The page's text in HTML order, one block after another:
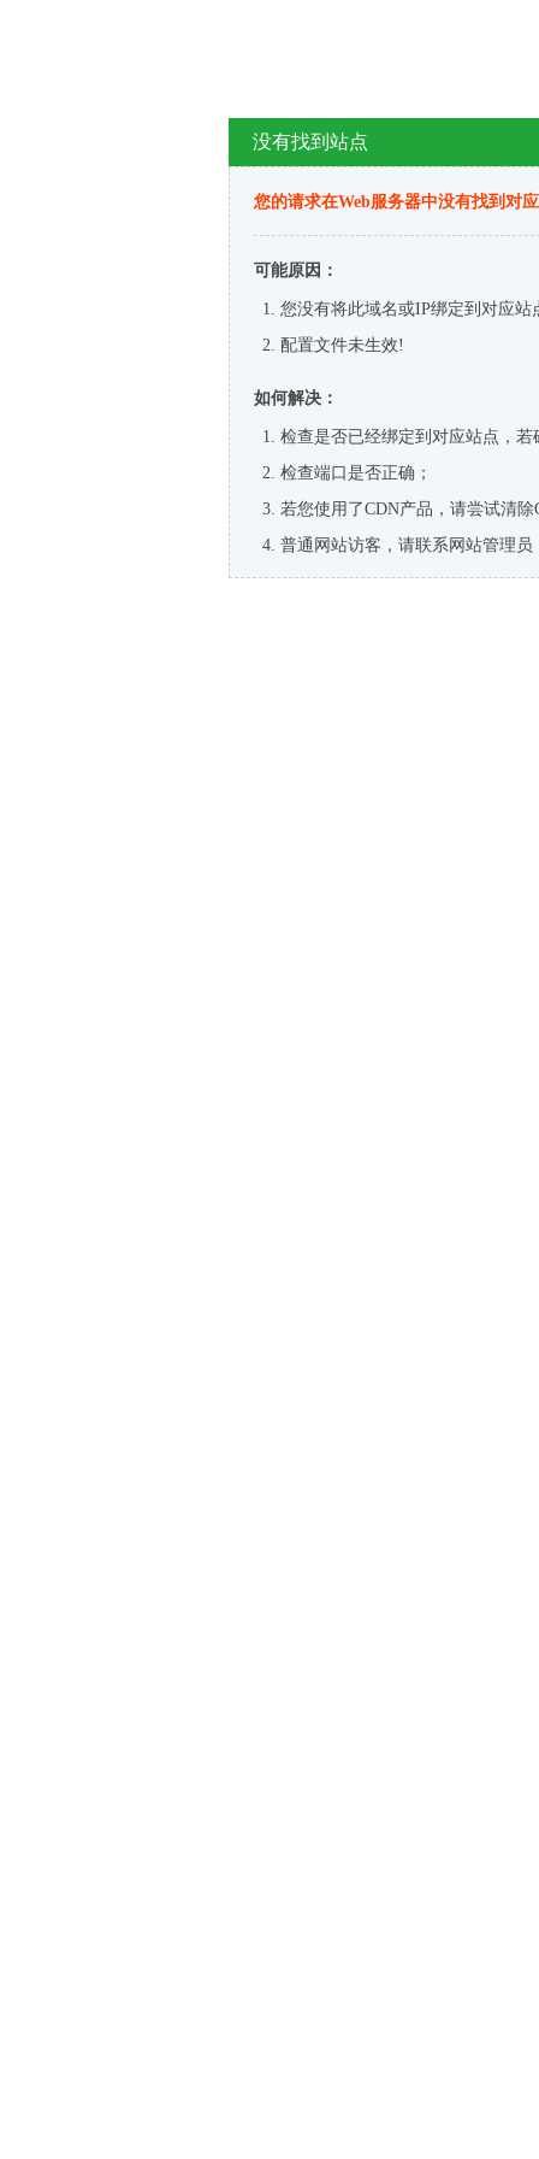
没有找到站点
您的请求在Web服务器中没有找到对
可能原因：
您没有将此域名或IP绑定到对应站
配置文件未生效!
如何解决：
检查是否已经绑定到对应站点，
检查端口是否正确；
若您使用了CDN产品，请尝试清除
普通网站访客，请联系网站管理员